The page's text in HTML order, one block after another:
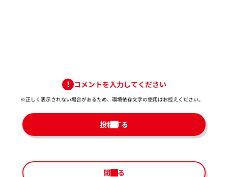
コメントを入力してください
※正しく表示されない場合があるため、環境依存文字の使用はお控えください。​
投稿する
閉じる